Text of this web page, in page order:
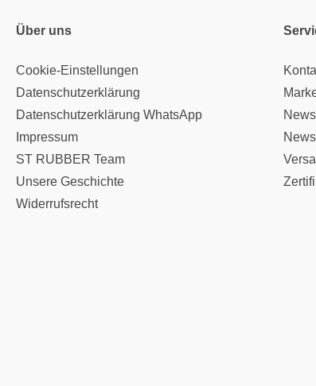
Über uns
Cookie-Einstellungen
Datenschutzerklärung
Datenschutzerklärung WhatsApp
Impressum
ST RUBBER Team
Unsere Geschichte
Widerrufsrecht
News